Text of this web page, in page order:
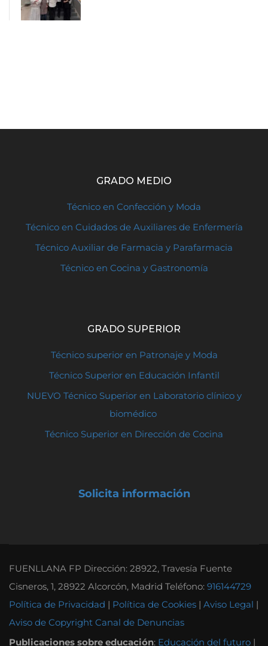
GRADO MEDIO
Técnico en Confección y Moda
Técnico en Cuidados de Auxiliares de Enfermería
Técnico Auxiliar de Farmacia y Parafarmacia
Técnico en Cocina y Gastronomía
GRADO SUPERIOR
Técnico superior en Patronaje y Moda
Técnico Superior en Educación Infantil
NUEVO Técnico Superior en Laboratorio clínico y
biomédico
Técnico Superior en Dirección de Cocina
Solicita información
FUENLLANA FP Dirección: 28922, Travesía Fuente
Cisneros, 1, 28922 Alcorcón, Madrid Teléfono: 916144729
Política de Privacidad | Política de Cookies | Aviso Legal |
Aviso de Copyright Canal de Denuncias
Publicaciones sobre educación: Educación del futuro |